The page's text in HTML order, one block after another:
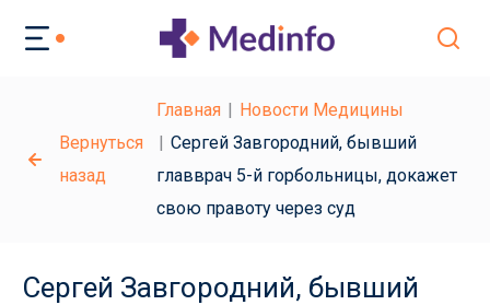
Вернуться
назад
Главная
Новости Медицины
Сергей Завгородний, бывший
главврач 5-й горбольницы, докажет
свою правоту через суд
Сергей Завгородний, бывший